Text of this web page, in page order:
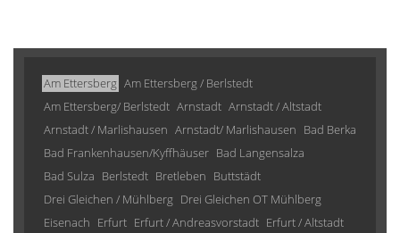
Am Ettersberg Am Ettersberg / Berlstedt
Am Ettersberg/ Berlstedt Arnstadt Arnstadt / Altstadt
Arnstadt / Marlishausen Arnstadt/ Marlishausen Bad Berka
Bad Frankenhausen/Kyffhäuser Bad Langensalza
Bad Sulza Berlstedt Bretleben Buttstädt
Drei Gleichen / Mühlberg Drei Gleichen OT Mühlberg
Eisenach Erfurt Erfurt / Andreasvorstadt Erfurt / Altstadt